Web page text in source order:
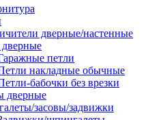
дверные/настенные
петли
накладные обычные
бабочки без врезки
дверные
засовы/задвижки